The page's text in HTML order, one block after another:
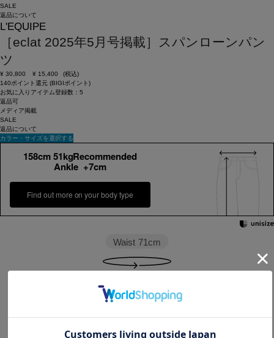
SALE
返品について
L'EQUIPE
［eclat 2025年5月号掲載］スパンローンパン
ツ
¥ 30,800 ¥ 15,400
(税込)
140ポイント還元 (BIGIポイント)
お気に入りアイテム登録数： 5
返品可
メディア掲載
SALE
返品について
カラー・サイズを選択する
158cm 51kgRecommended
Ankle +7cm
Find out more on your body type
Rise length
Waist 71cm